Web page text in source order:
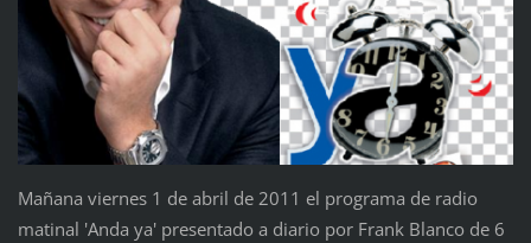
Mañana viernes 1 de abril de 2011 el programa de radio
matinal 'Anda ya' presentado a diario por Frank Blanco de 6